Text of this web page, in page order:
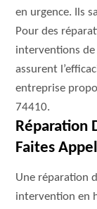
en urgence. Ils
Pour des
interventions de
assurent
entreprise
74410.
Réparation
Faites
Une réparation
intervention en